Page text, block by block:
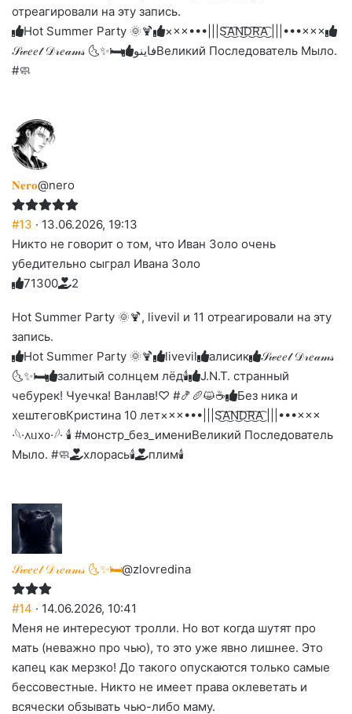
до
слез
отреагировали на эту запись.
Hot Summer Party 🌞🍹
×××•••|||S͜͡A͜͡N͜͡D͜͡R͜͡A͜͡ |||•••×××
𝒮𝓌𝑒𝑒𝓉 𝒟𝓇𝑒𝒶𝓂𝓈 🌜✨🛏️
فاينوВеликий Последователь Мыло.
#🧼
𝐍𝐞𝐫𝐨@nero
#13 · 13.06.2026, 19:13
Никто не говорит о том, что Иван Золо очень
убедительно сыграл Ивана Золо
Голосуйте
вверх.
7
Нажмите
реакцию:
1
Нажмите
реакцию:
до
слез
3
Нажмите
реакцию:
0
Нажмите
реакцию:
0
Нажмите
благодарю
2
Hot Summer Party 🌞🍹, livevil и 11 отреагировали на эту
запись.
Hot Summer Party 🌞🍹
livevil алисик
𝒮𝓌𝑒𝑒𝓉 𝒟𝓇𝑒𝒶𝓂𝓈
🌜✨🛏️
залитый солнцем лёд🕯
J.N.T. странный
чебурек! Чуечка! Ванлав!♡ #🍤🥖😺☕
Без ника и
хештеговКристина 10 лет×××•••|||S͜͡A͜͡N͜͡D͜͡R͜͡A͜͡ |||•••×××
·𓆩·᧘ᥙх᧐·𓆪· 🕯 #монстр_без_имениВеликий Последователь
Мыло. #🧼
хлорась🕯 плим🕯️
𝒮𝓌𝑒𝑒𝓉 𝒟𝓇𝑒𝒶𝓂𝓈 🌜✨🛏️@zlovredina
#14 · 14.06.2026, 10:41
Меня не интересуют тролли. Но вот когда шутят про
мать (неважно про чью), то это уже явно лишнее. Это
капец как мерзко! До такого опускаются только самые
бессовестные. Никто не имеет права оклеветать и
всячески обзывать чью-либо маму.